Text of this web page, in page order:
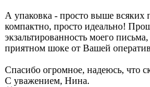
А упаковка - просто выше всяких
компактно, просто идеально!
экзальтированность моего
приятном шоке от Вашей
Спасибо огромное, надеюсь, что
С уважением, Нина.